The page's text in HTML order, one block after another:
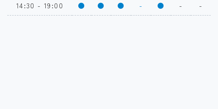
14:30 - 19:00
● ● ● - ● - -